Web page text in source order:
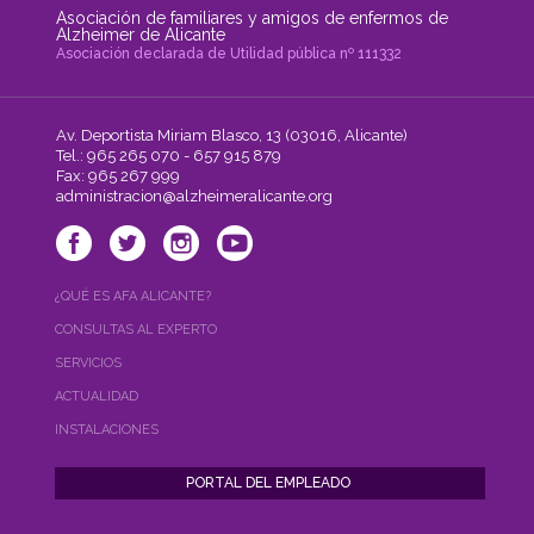
Asociación de familiares y amigos de enfermos de
Alzheimer de Alicante
Asociación declarada de Utilidad pública nº 111332
Av. Deportista Miriam Blasco, 13 (03016, Alicante)
Tel.: 965 265 070 - 657 915 879
Fax: 965 267 999
administracion@alzheimeralicante.org
¿QUÉ ES AFA ALICANTE?
CONSULTAS AL EXPERTO
SERVICIOS
ACTUALIDAD
INSTALACIONES